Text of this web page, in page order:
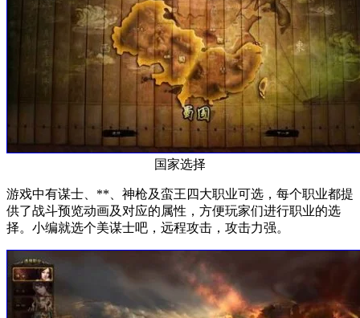
国家选择
游戏中有谋士、**、神枪及蛮王四大职业可选，每个职业都提
供了战斗预览动画及对应的属性，方便玩家们进行职业的选
择。小编就选个美谋士吧，远程攻击，攻击力强。